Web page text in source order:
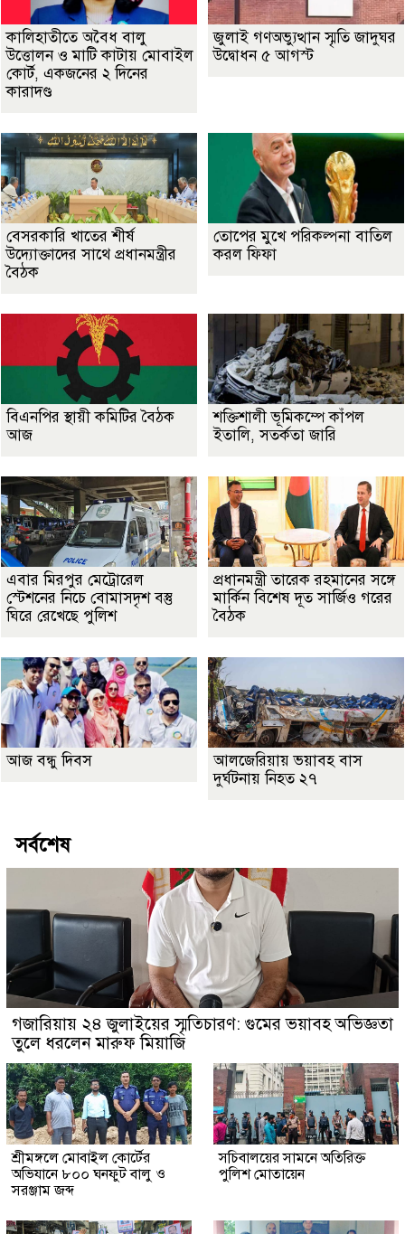
কালিহাতীতে অবৈধ বালু
উত্তোলন ও মাটি কাটায় মোবাইল
কোর্ট, একজনের ২ দিনের
কারাদণ্ড
জুলাই গণঅভ্যুত্থান স্মৃতি জাদুঘর
উদ্বোধন ৫ আগস্ট
বেসরকারি খাতের শীর্ষ
উদ্যোক্তাদের সাথে প্রধানমন্ত্রীর
বৈঠক
তোপের মুখে পরিকল্পনা বাতিল
করল ফিফা
বিএনপির স্থায়ী কমিটির বৈঠক
আজ
শক্তিশালী ভূমিকম্পে কাঁপল
ইতালি, সতর্কতা জারি
এবার মিরপুর মেট্রোরেল
স্টেশনের নিচে বোমাসদৃশ বস্তু
ঘিরে রেখেছে পুলিশ
প্রধানমন্ত্রী তারেক রহমানের সঙ্গে
মার্কিন বিশেষ দূত সার্জিও গরের
বৈঠক
আজ বন্ধু দিবস
আলজেরিয়ায় ভয়াবহ বাস
দুর্ঘটনায় নিহত ২৭
সর্বশেষ
গজারিয়ায় ২৪ জুলাইয়ের স্মৃতিচারণ: গুমের ভয়াবহ অভিজ্ঞতা
তুলে ধরলেন মারুফ মিয়াজি
শ্রীমঙ্গলে মোবাইল কোর্টের
অভিযানে ৮০০ ঘনফুট বালু ও
সরঞ্জাম জব্দ
সচিবালয়ের সামনে অতিরিক্ত
পুলিশ মোতায়েন